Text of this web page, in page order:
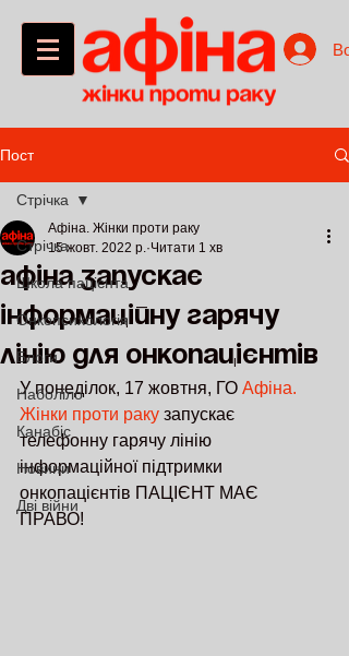
Пост
Стрічка
Школа пацієнта
Онкопсихологія
Блоги
Наболіло
Канабіс
Новини
Дві війни
Стрічка
Афіна запускає
інформаційну гарячу
лінію для онкопацієнтів
Афіна. Жінки проти раку
15 жовт. 2022 р. Читати 1 хв
У понеділок, 17 жовтня, ГО Афіна.
Жінки проти раку запускає
телефонну гарячу лінію
інформаційної підтримки
онкопацієнтів ПАЦІЄНТ МАЄ
ПРАВО!